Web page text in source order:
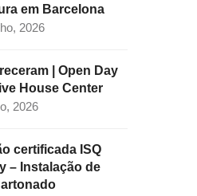
em Barcelona
2026
| Open Day
House Center
2026
certificada ISQ
– Instalação de